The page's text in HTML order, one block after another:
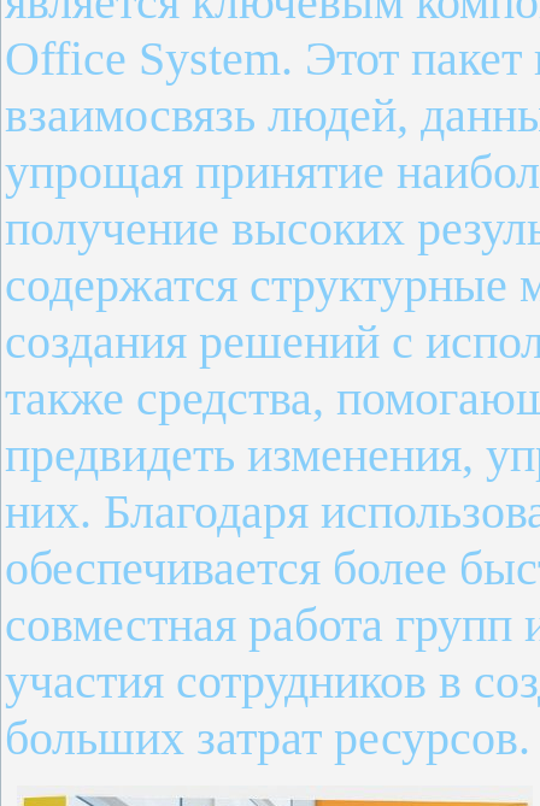
Office System. Этот пакет
взаимосвязь людей,
упрощая принятие
получение высоких
содержатся
создания решений с
также средства,
предвидеть изменения,
них. Благодаря
обеспечивается более
совместная работа
участия сотрудников в
больших затрат ресурсов.